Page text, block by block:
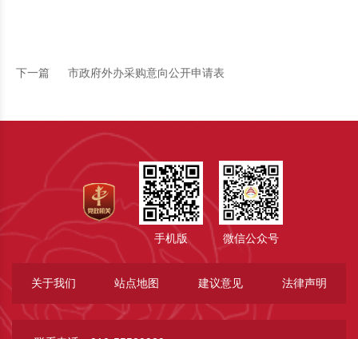
下一篇 市政府外办采购意向公开申请表
手机版 微信公众号
关于我们 站点地图 建议意见 法律声明